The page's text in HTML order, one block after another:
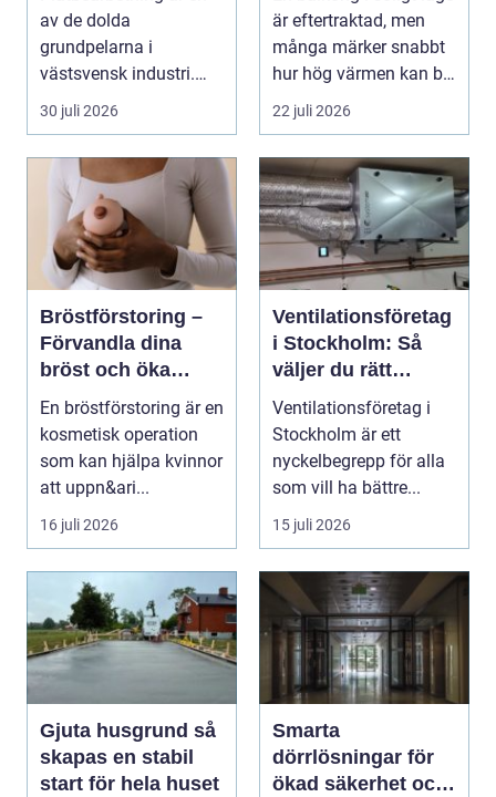
smarta lösningar
av de dolda
grundpelarna i
västsvensk industri.
Allt från marina
anläggningar ...
30 juli 2026
är eftertraktad, men
många märker snabbt
hur hög värmen kan bli
under somma...
22 juli 2026
Bröstförstoring –
Förvandla dina
bröst och öka
självförtroendet
En bröstförstoring är en
kosmetisk operation
som kan hjälpa kvinnor
att uppn&ari...
16 juli 2026
Ventilationsföretag
i Stockholm: Så
väljer du rätt
expert på frisk luft
Ventilationsföretag i
Stockholm är ett
nyckelbegrepp för alla
som vill ha bättre...
15 juli 2026
Gjuta husgrund så
skapas en stabil
start för hela huset
Smarta
dörrlösningar för
ökad säkerhet och